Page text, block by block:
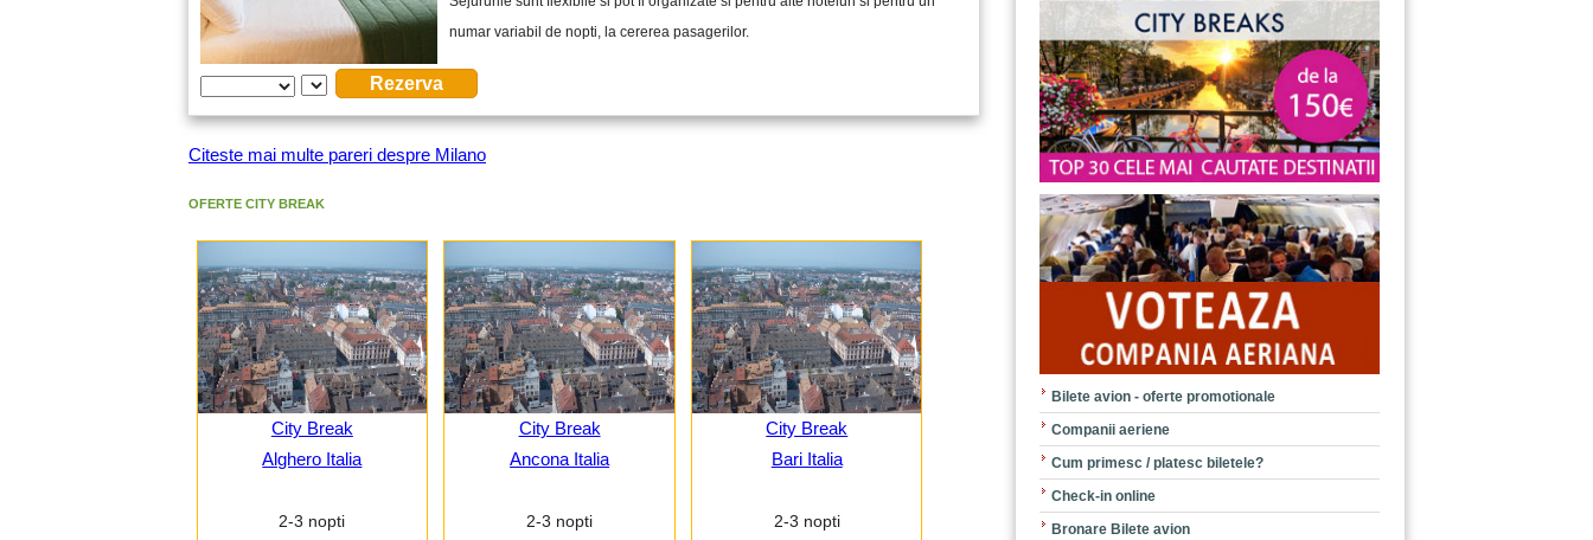
numar variabil de nopti, la cererea pasagerilor.
Citeste mai multe pareri despre Milano
OFERTE CITY BREAK
City Break
Alghero Italia
2-3 nopti
City Break
Ancona Italia
2-3 nopti
City Break
Bari Italia
2-3 nopti
Bilete avion - oferte promotionale
Companii aeriene
Cum primesc / platesc biletele?
Check-in online
Bronare Bilete avion